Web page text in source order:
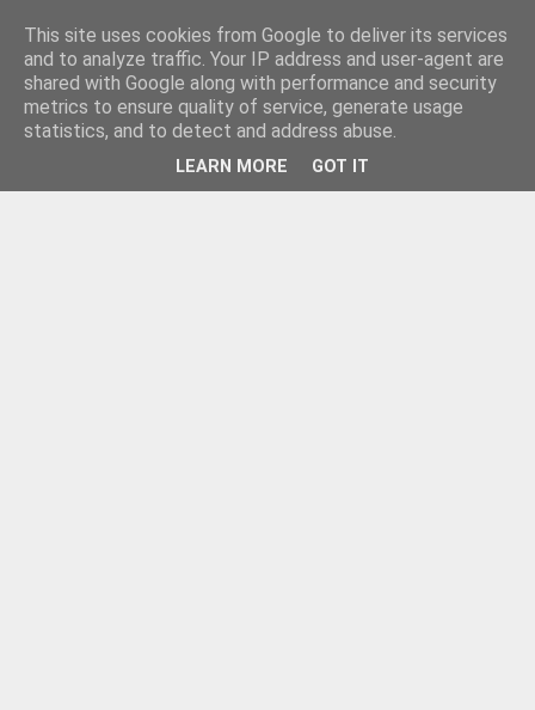
This site uses cookies from Google to deliver its services
and to analyze traffic. Your IP address and user-agent are
shared with Google along with performance and security
metrics to ensure quality of service, generate usage
statistics, and to detect and address abuse.
LEARN MORE GOT IT